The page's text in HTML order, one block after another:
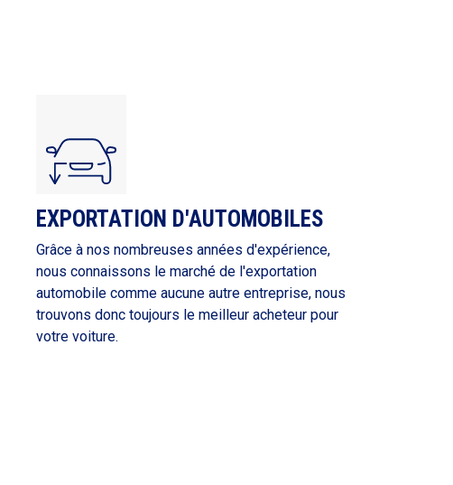
EXPORTATION D'AUTOMOBILES
Grâce à nos nombreuses années d'expérience,
nous connaissons le marché de l'exportation
automobile comme aucune autre entreprise, nous
trouvons donc toujours le meilleur acheteur pour
votre voiture.